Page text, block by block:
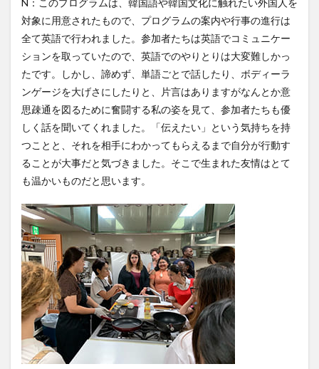
N：このプログラムは、韓国語や韓国文化に触れたい外国人を
対象に用意されたもので、プログラムの案内や行事の進行は
全て英語で行われました。参加者たちは英語でコミュニケー
ションを取っていたので、英語でのやりとりは大変難しかっ
たです。しかし、諦めず、単語ごとで話したり、ボディーラ
ンゲージを大げさにしたりと、片言はありますがなんとか意
思疎通を図るために奮闘する私の姿を見て、参加者たちも優
しく話を聞いてくれました。「伝えたい」という気持ちを持
つことと、それを相手にわかってもらえるまで自分が行動す
ることが大事だと気づきました。そこで生まれた友情はとて
も温かいものだと思います。
箱根湯本
華東師範大学
華東師範大学留学
西江大学校
西江大学校留学
言語交流会
話してみよう韓国語
語学堂
誠信女子大学校
誠信女子大学校留学
課外活動
金泰植先生
長期休暇
集会 韓国
韓国現代史
韓国留学
韓国社会研究 韓国語
検索